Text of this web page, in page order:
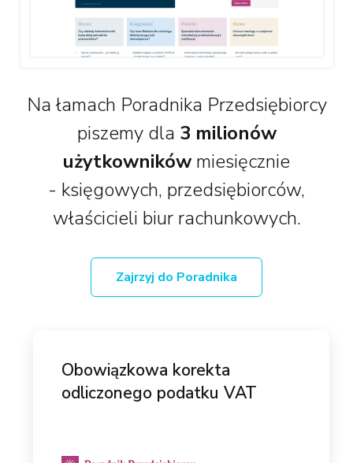
Na łamach Poradnika Przedsiębiorcy
piszemy dla 3 milionów
użytkownikówmiesięcznie
- księgowych, przedsiębiorców,
właścicieli biur rachunkowych.
Zajrzyj do Poradnika
Obowiązkowa korekta
odliczonego podatku VAT